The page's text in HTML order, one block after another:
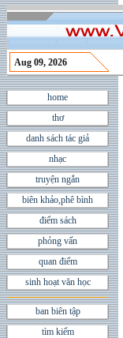
Aug 09, 2026
home
thơ
danh sách tác giả
nhạc
truyện ngắn
biên khảo,phê bình
điểm sách
phỏng vấn
quan điểm
sinh hoạt văn học
ban biên tập
tìm kiếm